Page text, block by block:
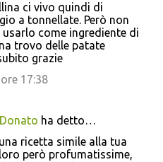
ci vivo quindi di
a tonnellate. Però non
come ingrediente di
trovo delle patate
grazie
17:38
ha detto…
ricetta simile alla tua
però profumatissime,